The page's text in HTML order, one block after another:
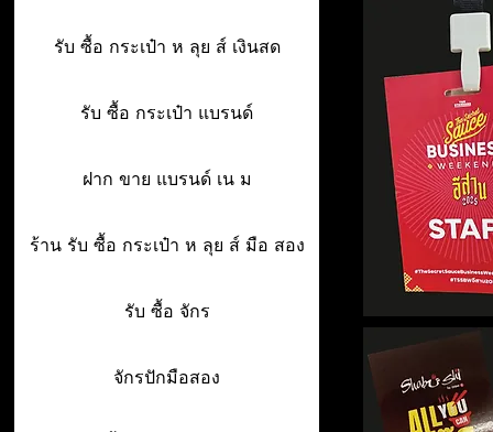
รับ ซื้อ กระเป๋า ห ลุย ส์ เงินสด
รับ ซื้อ กระเป๋า แบรนด์
ฝาก ขาย แบรนด์ เน ม
ร้าน รับ ซื้อ กระเป๋า ห ลุย ส์ มือ สอง
รับ ซื้อ จักร
จักรปักมือสอง